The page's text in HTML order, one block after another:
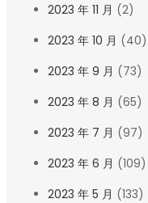
2023 年 11 月 (2)
2023 年 10 月 (40)
2023 年 9 月 (73)
2023 年 8 月 (65)
2023 年 7 月 (97)
2023 年 6 月 (109)
2023 年 5 月 (133)